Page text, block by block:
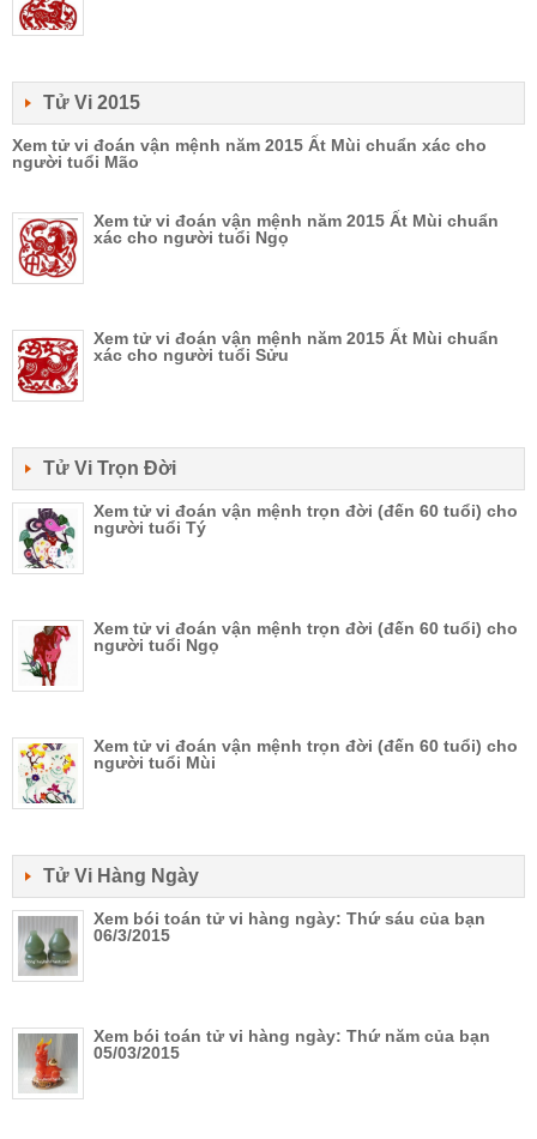
Tử Vi 2015
Xem tử vi đoán vận mệnh năm 2015 Ất Mùi chuẩn xác cho
người tuổi Mão
Xem tử vi đoán vận mệnh năm 2015 Ất Mùi chuẩn
xác cho người tuổi Ngọ
Xem tử vi đoán vận mệnh năm 2015 Ất Mùi chuẩn
xác cho người tuổi Sửu
Tử Vi Trọn Đời
Xem tử vi đoán vận mệnh trọn đời (đến 60 tuổi) cho
người tuổi Tý
Xem tử vi đoán vận mệnh trọn đời (đến 60 tuổi) cho
người tuổi Ngọ
Xem tử vi đoán vận mệnh trọn đời (đến 60 tuổi) cho
người tuổi Mùi
Tử Vi Hàng Ngày
Xem bói toán tử vi hàng ngày: Thứ sáu của bạn
06/3/2015
Xem bói toán tử vi hàng ngày: Thứ năm của bạn
05/03/2015